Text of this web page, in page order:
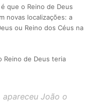
que o Reino de Deus
novas localizações: a
ou Reino dos Céus na
Reino de Deus teria
apareceu João o